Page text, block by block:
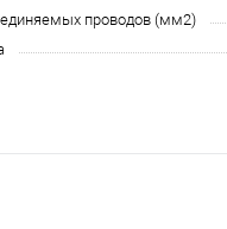
проводов (мм2)